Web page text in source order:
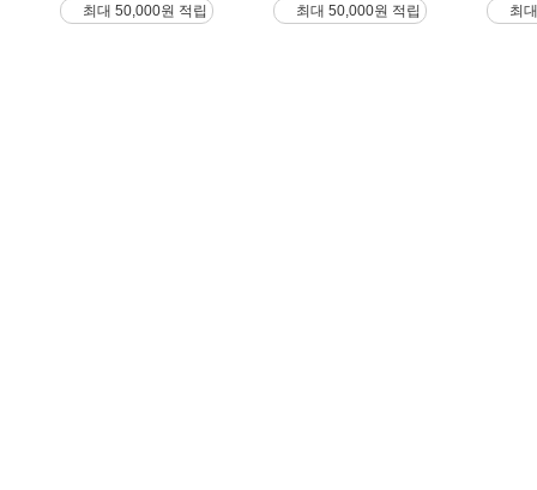
최대 50,000원 적립 최대 50,000원 적립 최